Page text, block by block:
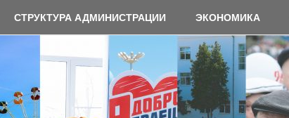
СТРУКТУРА АДМИНИСТРАЦИИ ЭКОНОМИКА